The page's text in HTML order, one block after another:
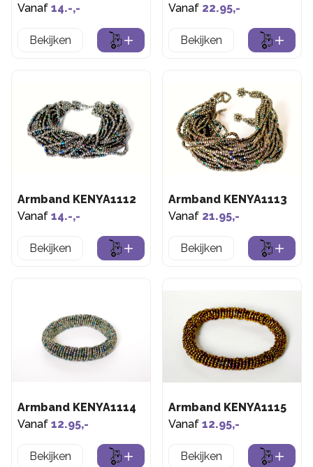
Vanaf 14.-,-
Bekijken
Vanaf 22.95,-
Bekijken
Armband KENYA1112
Vanaf 14.-,-
Bekijken
Armband KENYA1113
Vanaf 21.95,-
Bekijken
Armband KENYA1114
Vanaf 12.95,-
Bekijken
Armband KENYA1115
Vanaf 12.95,-
Bekijken